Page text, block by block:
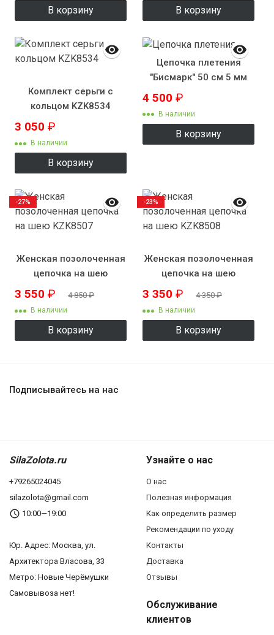
В корзину В корзину
Комплект серьги с
кольцом KZK8534
3 050 ₽
В наличии
В корзину
Цепочка плетения
"Бисмарк" 50 см 5 мм
4 500 ₽
В наличии
В корзину
Женская позолоченная
цепочка на шею
KZK8507
3 550 ₽ 4 850₽
В наличии
В корзину
-27%
Женская позолоченная
цепочка на шею
KZK8508
3 350 ₽ 4 350₽
В наличии
В корзину
-23%
Подписывайтесь на нас
SilaZolota.ru
+79265024045
silazolota@gmail.com
10:00—19:00
Юр. Адреc: Москва, ул.
Архитектора Власова, 33
Метро: Новые Черёмушки
Самовывоза нет!
Узнайте о нас
О нас
Полезная информация
Как определить размер
Рекомендации по уходу
Контакты
Доставка
Отзывы
Обслуживание
клиентов